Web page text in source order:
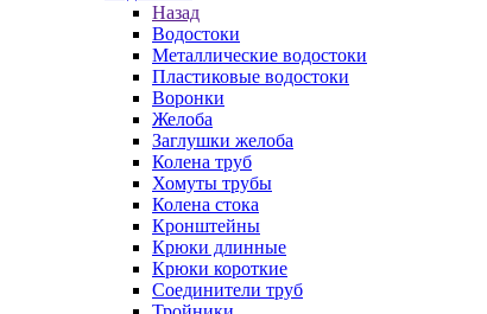
Назад
Водостоки
Металлические водостоки
Пластиковые водостоки
Воронки
Желоба
Заглушки желоба
Колена труб
Хомуты трубы
Колена стока
Кронштейны
Крюки длинные
Крюки короткие
Соединители труб